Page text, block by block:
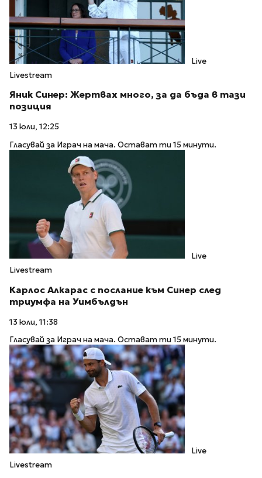
Live
Livestream
Яник Синер: Жертвах много, за да бъда в тази
позиция
13 юли, 12:25
Гласувай за Играч на мача. Остават ти 15 минути.
Live
Livestream
Карлос Алкарас с послание към Синер след
триумфа на Уимбълдън
13 юли, 11:38
Гласувай за Играч на мача. Остават ти 15 минути.
Live
Livestream